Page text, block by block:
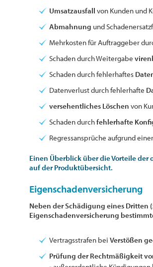
Umsatzausfall von Kunden und
Abmahnung und
Mehrkosten für Auftraggeber
Schaden durch Weitergabe
Schaden durch fehlerhaftes
Datenverlust durch fehlerhafte
versehentliches Löschen von
Schaden durchfehlerhafte
Regressansprüche aufgrund
Einen Überblick über die Vorteile
auf der Produktübersicht.
Eigenschadenversicherung
Neben der Schädigung eines Dritten
Eigenschadenversicherung
Vertragsstrafen beiVerstößen
Prüfung der Rechtmäßigkeit